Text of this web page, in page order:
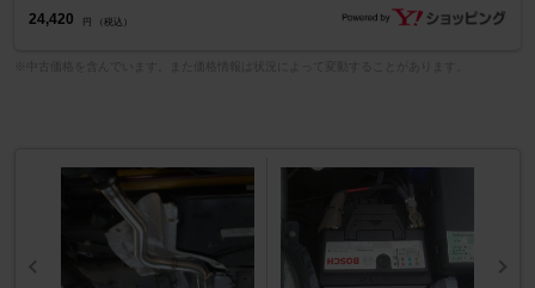
24,420 円 （税込）